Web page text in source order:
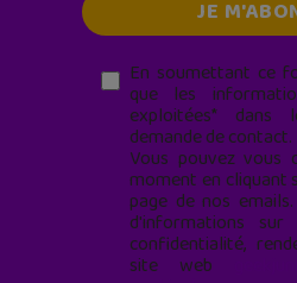
En soumettant ce
que les
exploitées*
demande de contact.
Vous pouvez vous
moment en cliquant
page de nos
d'informations
confidentialité,
site web